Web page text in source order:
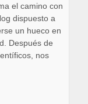
el camino con
dispuesto a
un hueco en
Después de
nos